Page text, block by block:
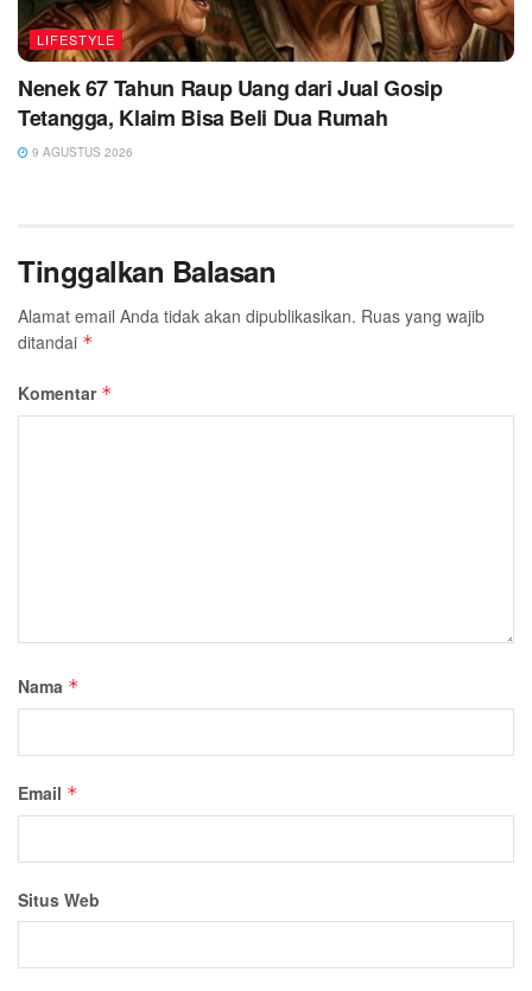
LIFESTYLE
Nenek 67 Tahun Raup Uang dari Jual Gosip
Tetangga, Klaim Bisa Beli Dua Rumah
9 AGUSTUS 2026
Tinggalkan Balasan
Alamat email Anda tidak akan dipublikasikan. Ruas yang wajib
ditandai *
Komentar *
Nama *
Email *
Situs Web